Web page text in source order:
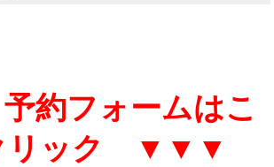
フォームはこ
リック ▼▼▼